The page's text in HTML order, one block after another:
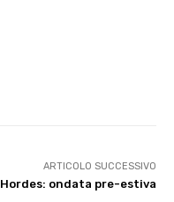
ARTICOLO SUCCESSIVO
Hordes: ondata pre-estiva